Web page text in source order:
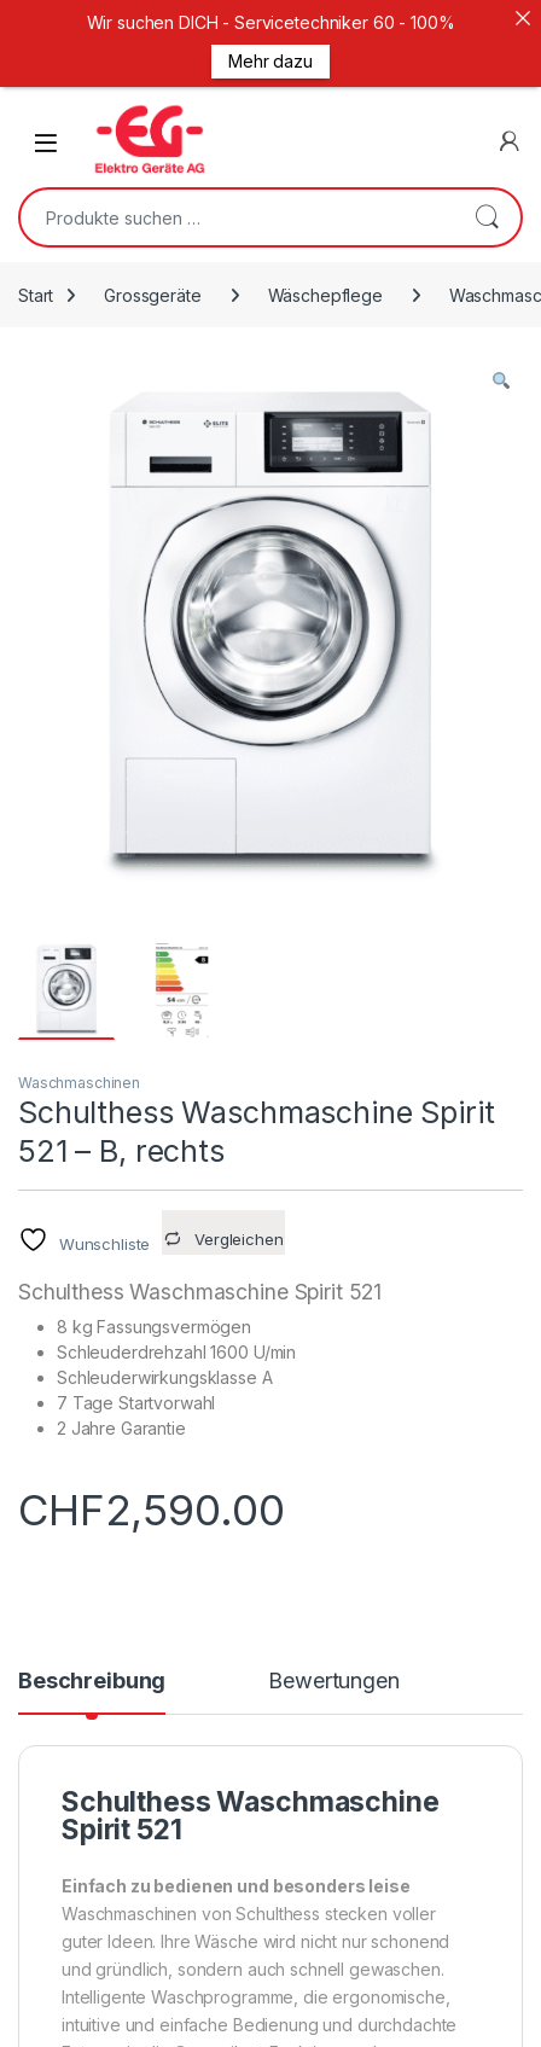
Open
Suche nach:
Start Grossgeräte Wäschepflege
Waschmaschinen
Schulthess Waschmaschine Spirit
521 – B, rechts
Wunschliste Vergleichen
Schulthess Waschmaschine Spirit 521
8 kg Fassungsvermögen
Schleuderdrehzahl 1600 U/min
Schleuderwirkungsklasse A
7 Tage Startvorwahl
2 Jahre Garantie
CHF2,590.00
Beschreibung Bewertungen
Schulthess Waschmaschine
Spirit 521
Einfach zu bedienen und besonders leise
Waschmaschinen von Schulthess stecken voller
guter Ideen. Ihre Wäsche wird nicht nur schonend
und gründlich, sondern auch schnell gewaschen.
Intelligente Waschprogramme, die ergonomische,
intuitive und einfache Bedienung und durchdachte
Wir suchen DICH - Servicetechniker 60 - 100%
Mehr dazu